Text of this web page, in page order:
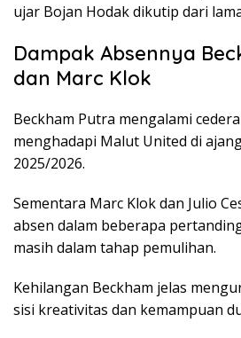
ujar Bojan Hodak dikutip dari
Dampak Absennya
dan Marc Klok
Beckham Putra mengalami
menghadapi Malut United di
2025/2026.
Sementara Marc Klok dan Julio
absen dalam beberapa
masih dalam tahap pemulihan.
Kehilangan Beckham jelas
sisi kreativitas dan kemampuan